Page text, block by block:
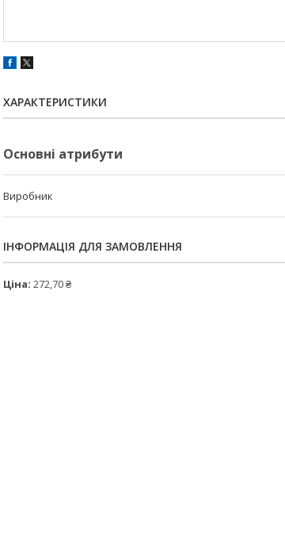
ХАРАКТЕРИСТИКИ
Основні атрибути
Виробник
ІНФОРМАЦІЯ ДЛЯ ЗАМОВЛЕННЯ
Ціна: 272,70 ₴